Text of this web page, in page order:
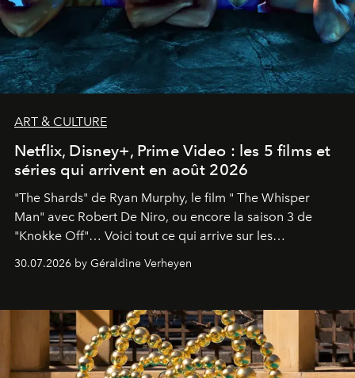
ART & CULTURE
Netflix, Disney+, Prime Video : les 5 films et
séries qui arrivent en août 2026
"The Shards" de Ryan Murphy, le film " The Whisper
Man" avec Robert De Niro, ou encore la saison 3 de
"Knokke Off"… Voici tout ce qui arrive sur les
plateformes de streaming en août 2026.
30.07.2026 by Géraldine Verheyen